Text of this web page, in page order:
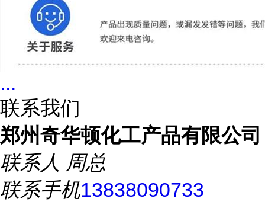
...
联系我们
郑州奇华顿化工产品有限公司
联系人 周总
联系手机13838090733